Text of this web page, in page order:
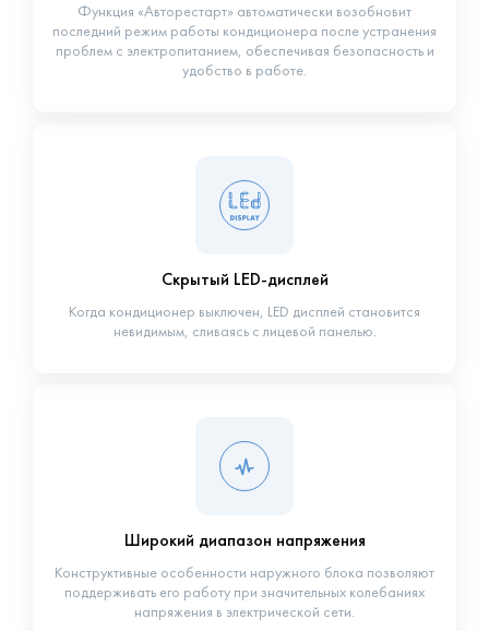
Функция «Авторестарт» автоматически возобновит
последний режим работы кондиционера после устранения
проблем с электропитанием, обеспечивая безопасность и
удобство в работе.
Скрытый LED-дисплей
Когда кондиционер выключен, LED дисплей становится
невидимым, сливаясь с лицевой панелью.
Широкий диапазон напряжения
Конструктивные особенности наружного блока позволяют
поддерживать его работу при значительных колебаниях
напряжения в электрической сети.